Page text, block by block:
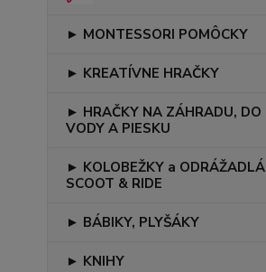
► MONTESSORI POMÔCKY
► KREATÍVNE HRAČKY
► HRAČKY NA ZÁHRADU, DO
VODY A PIESKU
► KOLOBEŽKY a ODRÁŽADLÁ
SCOOT & RIDE
► BÁBIKY, PLYŠÁKY
► KNIHY